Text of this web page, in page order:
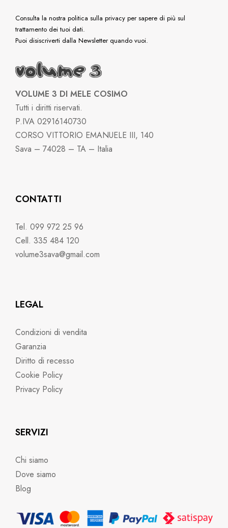
Consulta la nostra politica sulla privacy per sapere di più sul
trattamento dei tuoi dati.
Puoi disiscriverti dalla Newsletter quando vuoi.
VOLUME 3 DI MELE COSIMO
Tutti i diritti riservati.
P.IVA 02916140730
CORSO VITTORIO EMANUELE III, 140
Sava – 74028 – TA – Italia
CONTATTI
Tel. 099 972 25 96
Cell. 335 484 120
volume3sava@gmail.com
LEGAL
Condizioni di vendita
Garanzia
Diritto di recesso
Cookie Policy
Privacy Policy
SERVIZI
Chi siamo
Dove siamo
Blog